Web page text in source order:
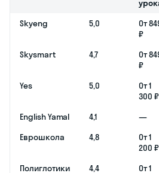
записаться
английского
взрослому
или ребенку.
Обновлено: 30